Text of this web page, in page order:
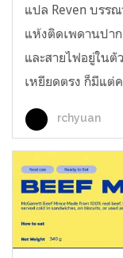
แปล Reven บรร
แห้งติดเพดานปา
และสายไฟอยู่ในตั
เหยียดตรง ก็มีแต่
rchyuan